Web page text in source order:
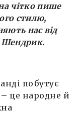
чітко пише
стилю,
нас від
Шендрик.
побутує
це народне й